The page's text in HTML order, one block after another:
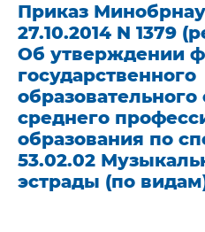
Приказ
27.10.2014 N 1379
Об утверждении
государственного
образовательного
среднего
образования по
53.02.02
эстрады (по